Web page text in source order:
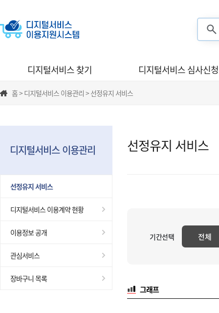
디지털서비스 찾기 디지털서비스 심사신청
홈 > 디지털서비스 이용관리 > 선정유지 서비스
디지털서비스 이용관리
선정유지 서비스
디지털서비스 이용계약 현황
이용정보 공개
관심서비스
장바구니 목록
선정유지 서비스
기간선택 전체
그래프